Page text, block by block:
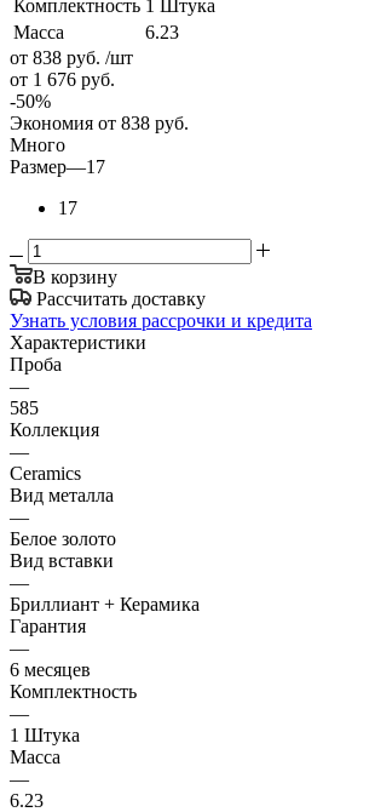
Комплектность 1 Штука
Масса
6.23
от 838 руб. /шт
от 1 676 руб.
-50%
Экономия от 838 руб.
Много
Размер—17
17
В корзину
Рассчитать доставку
Узнать условия рассрочки и кредита
Характеристики
Проба
—
585
Коллекция
—
Ceramics
Вид металла
—
Белое золото
Вид вставки
—
Бриллиант + Керамика
Гарантия
—
6 месяцев
Комплектность
—
1 Штука
Масса
—
6.23